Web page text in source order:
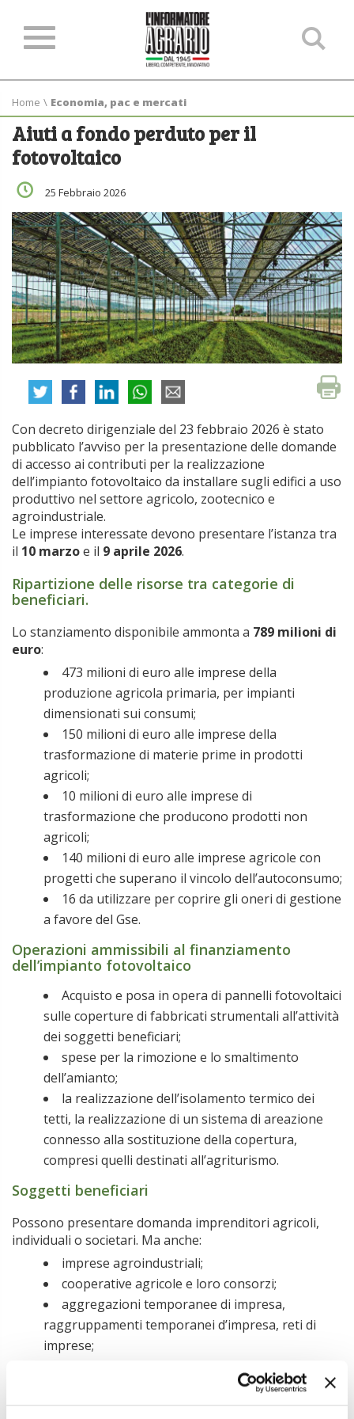
Home \ Economia, pac e mercati
Aiuti a fondo perduto per il
fotovoltaico
25 Febbraio 2026
Con decreto dirigenziale del 23 febbraio 2026 è stato
pubblicato l’avviso per la presentazione delle domande
di accesso ai contributi per la realizzazione
dell’impianto fotovoltaico da installare sugli edifici a uso
produttivo nel settore agricolo, zootecnico e
agroindustriale.
Le imprese interessate devono presentare l’istanza tra
il 10 marzoe il 9 aprile 2026.
Ripartizione delle risorse tra categorie di
beneficiari.
Lo stanziamento disponibile ammonta a 789 milioni di
euro:
473 milioni di euro alle imprese della
produzione agricola primaria, per impianti
dimensionati sui consumi;
150 milioni di euro alle imprese della
trasformazione di materie prime in prodotti
agricoli;
10 milioni di euro alle imprese di
trasformazione che producono prodotti non
agricoli;
140 milioni di euro alle imprese agricole con
progetti che superano il vincolo dell’autoconsumo;
16 da utilizzare per coprire gli oneri di gestione
a favore del Gse.
Operazioni ammissibili al finanziamento
dell’impianto fotovoltaico
Acquisto e posa in opera di pannelli fotovoltaici
sulle coperture di fabbricati strumentali all’attività
dei soggetti beneficiari;
spese per la rimozione e lo smaltimento
dell’amianto;
la realizzazione dell’isolamento termico dei
tetti, la realizzazione di un sistema di areazione
connesso alla sostituzione della copertura,
compresi quelli destinati all’agriturismo.
Soggetti beneficiari
Possono presentare domanda imprenditori agricoli,
individuali o societari. Ma anche:
imprese agroindustriali;
cooperative agricole e loro consorzi;
aggregazioni temporanee di impresa,
raggruppamenti temporanei d’impresa, reti di
imprese;